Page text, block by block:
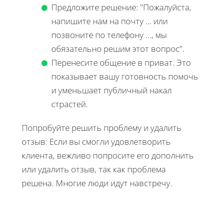
Предложите решение: "Пожалуйста,
напишите нам на почту ... или
позвоните по телефону ..., мы
обязательно решим этот вопрос".
Перенесите общение в приват. Это
показывает вашу готовность помочь
и уменьшает публичный накал
страстей.
Попробуйте решить проблему и удалить
отзыв: Если вы смогли удовлетворить
клиента, вежливо попросите его дополнить
или удалить отзыв, так как проблема
решена. Многие люди идут навстречу.